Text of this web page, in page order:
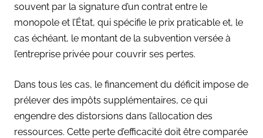
souvent par la signature d’un contrat entre le
monopole et l’État, qui spécifie le prix praticable et, le
cas échéant, le montant de la subvention versée à
l’entreprise privée pour couvrir ses pertes.
Dans tous les cas, le financement du déficit impose de
prélever des impôts supplémentaires, ce qui
engendre des distorsions dans l’allocation des
ressources. Cette perte d’efficacité doit être comparée